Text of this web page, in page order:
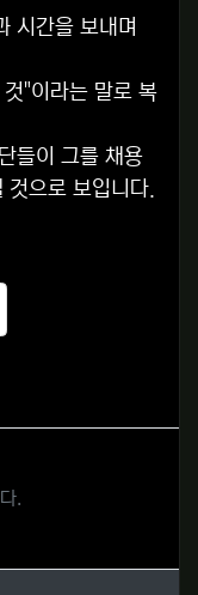
시간을 보내며
"이라는 말로 복
들이 그를 채용
으로 보입니다.
.